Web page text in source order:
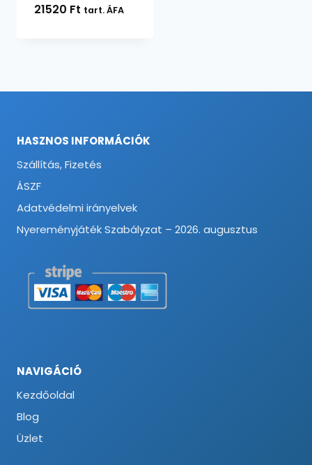
21520 Ft tart. ÁFA
HASZNOS INFORMÁCIÓK
Szállítás, Fizetés
ÁSZF
Adatvédelmi irányelvek
Nyereményjáték Szabályzat – 2026. augusztus
NAVIGÁCIÓ
Kezdőoldal
Blog
Üzlet